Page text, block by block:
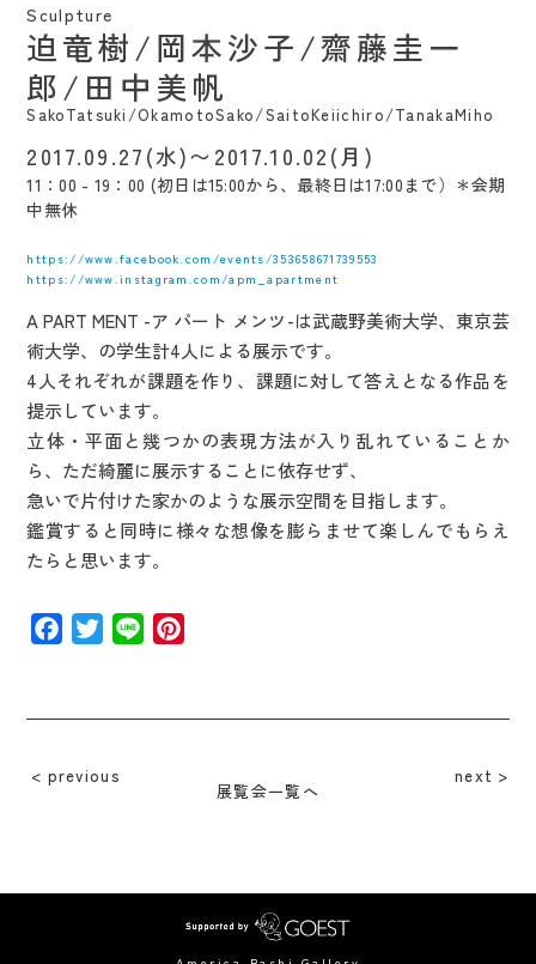
Sculpture
迫竜樹/岡本沙子/齋藤圭一
郎/田中美帆
SakoTatsuki/OkamotoSako/SaitoKeiichiro/TanakaMiho
2017.09.27(水)〜2017.10.02(月)
11：00 - 19：00 (初日は15:00から、最終日は17:00まで）＊会期
中無休
https://www.facebook.com/events/353658671739553
https://www.instagram.com/apm_apartment
A PART MENT -ア パート メンツ-は武蔵野美術大学、東京芸
術大学、の学生計4人による展示です。
4人それぞれが課題を作り、課題に対して答えとなる作品を
提示しています。
立体・平面と幾つかの表現方法が入り乱れていることか
ら、ただ綺麗に展示することに依存せず、
急いで片付けた家かのような展示空間を目指します。
鑑賞すると同時に様々な想像を膨らませて楽しんでもらえ
たらと思います。
Facebook
Twitter
Line
previous next
展覧会一覧へ